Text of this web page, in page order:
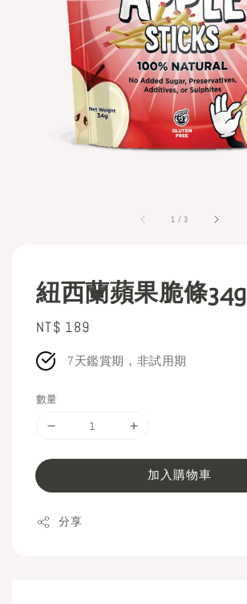
1 /3
紐西蘭蘋果脆條34g
Regular
price
NT$ 189
7天鑑賞期，非試用期
數量
加入購物車
分享